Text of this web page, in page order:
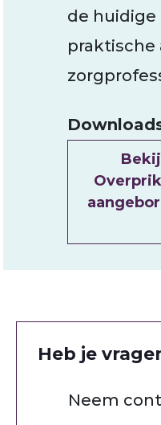
de huidige
praktische
Document
Heb je
Neem